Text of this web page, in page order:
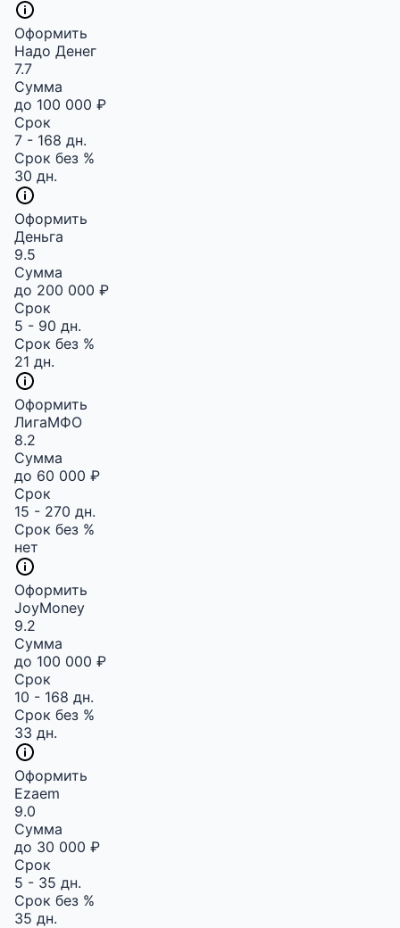
Оформить
Надо Денег
7.7
Сумма
до 100 000 ₽
Срок
7 - 168 дн.
Срок без %
30 дн.
Оформить
Деньга
9.5
Сумма
до 200 000 ₽
Срок
5 - 90 дн.
Срок без %
21 дн.
Оформить
ЛигаМФО
8.2
Сумма
до 60 000 ₽
Срок
15 - 270 дн.
Срок без %
нет
Оформить
JoyMoney
9.2
Сумма
до 100 000 ₽
Срок
10 - 168 дн.
Срок без %
33 дн.
Оформить
Ezaem
9.0
Сумма
до 30 000 ₽
Срок
5 - 35 дн.
Срок без %
35 дн.